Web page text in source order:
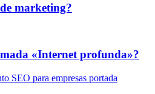
marketing?
«Internet profunda»?